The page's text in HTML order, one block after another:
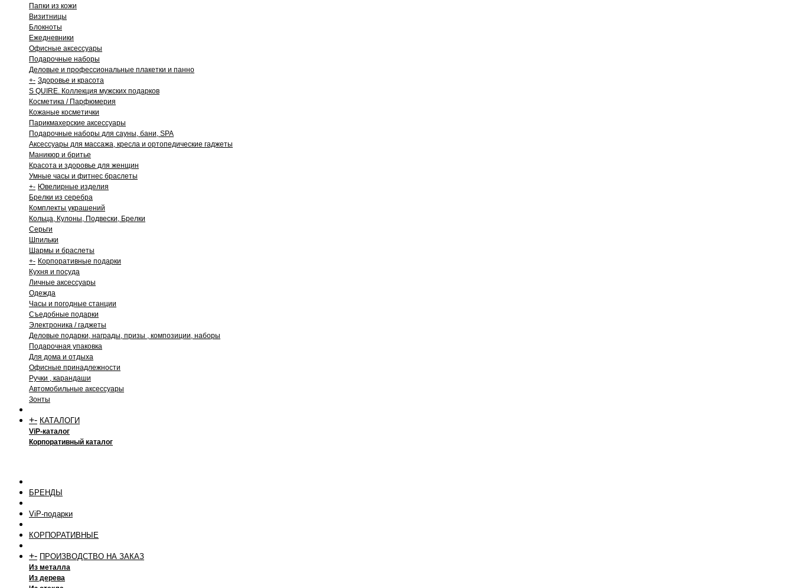
Папки из кожи
Визитницы
Блокноты
Ежедневники
Офисные аксессуары
Подарочные наборы
Деловые и профессиональные плакетки и панно
+- Здоровье и красота
S QUIRE. Коллекция мужских подарков
Косметика / Парфюмерия
Кожаные косметички
Парикмахерские аксессуары
Подарочные наборы для сауны, бани, SPA
Аксессуары для массажа, кресла и ортопедические гаджеты
Маникюр и бритье
Красота и здоровье для женщин
Умные часы и фитнес браслеты
+- Ювелирные изделия
Брелки из серебра
Комплекты украшений
Кольца, Кулоны, Подвески, Брелки
Серьги
Шпильки
Шармы и браслеты
+- Корпоративные подарки
Кухня и посуда
Личные аксессуары
Одежда
Часы и погодные станции
Съедобные подарки
Электроника / гаджеты
Деловые подарки, награды, призы , композиции, наборы
Подарочная упаковка
Для дома и отдыха
Офисные принадлежности
Ручки , карандаши
Автомобильные аксессуары
Зонты
+- КАТАЛОГИ
ViP-каталог
Корпоративный каталог
БРЕНДЫ
ViP-подарки
КОРПОРАТИВНЫЕ
+- ПРОИЗВОДСТВО НА ЗАКАЗ
Из металла
Из дерева